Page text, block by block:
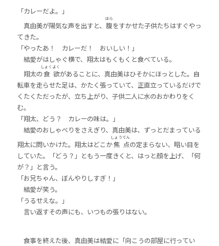
「カレーだよ。」
真由美が陽気な声を出すと、 腹
はら
をすかせた子供たちはすぐやっ
てきた。
「やったあ！ カレーだ！ おいしい！」
結愛がはしゃぐ横で、翔太はもくもくと食べている。
翔太の食
しょく
欲
よく
があることに、真由美はひそかにほっとした。自
転車を走らせた足は、かたく張っていて、正直立っているだけで
くたくただったが、立ち上がり、子供二人に水のおかわりをく
む。
「翔太、どう？ カレーの味は。」
結愛のおしゃべりをさえぎり、真由美は、ずっとだまっている
翔太に問いかけた。翔太はどこか焦
しょう
点
てん
の定まらない、暗い目を
していた。「どう？」ともう一度きくと、はっと顔を上げ、「何
が？」と言う。
「お兄ちゃん、ぼんやりしすぎ！」
結愛が笑う。
「うるせえな。」
言い返すその声にも、いつもの張りはない。
食事を終えた後、真由美は結愛に「向こうの部屋に行ってい